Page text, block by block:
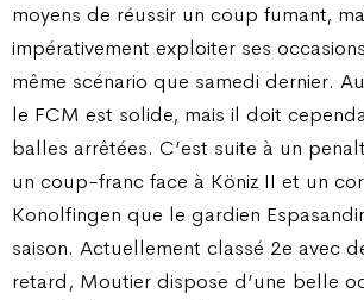
moyens de réussir un coup fumant,
impérativement exploiter ses
même scénario que samedi dernier.
le FCM est solide, mais il doit
balles arrêtées. C’est suite à un
un coup-franc face à Köniz II et un
Konolfingen que le gardien
saison. Actuellement classé 2e avec
retard, Moutier dispose d’une belle